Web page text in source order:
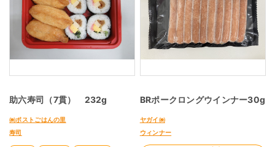
助六寿司（7貫） 232g
㈱ポストごはんの里
寿司
BRポークロングウインナー30g
ヤガイ㈱
ウィンナー